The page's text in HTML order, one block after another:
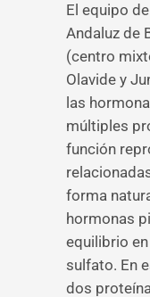
El equipo
Andaluz de
(centro
Olavide y
las
múltiples
función
forma
hormonas
equilibrio
sulfato. En
dos